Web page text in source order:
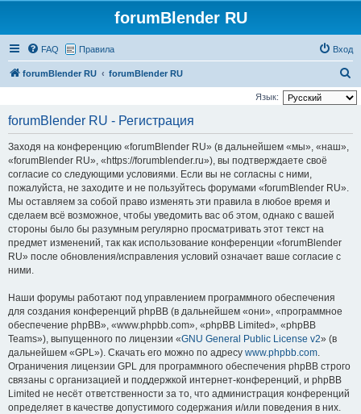
forumBlender RU
FAQ Правила Вход
forumBlender RU forumBlender RU
о
Язык:
forumBlender RU - Регистрация
Заходя на конференцию «forumBlender RU» (в дальнейшем «мы», «наш»,
«forumBlender RU», «https://forumblender.ru»), вы подтверждаете своё
согласие со следующими условиями. Если вы не согласны с ними,
пожалуйста, не заходите и не пользуйтесь форумами «forumBlender RU».
Мы оставляем за собой право изменять эти правила в любое время и
сделаем всё возможное, чтобы уведомить вас об этом, однако с вашей
стороны было бы разумным регулярно просматривать этот текст на
предмет изменений, так как использование конференции «forumBlender
RU» после обновления/исправления условий означает ваше согласие с
ними.
Наши форумы работают под управлением программного обеспечения
для создания конференций phpBB (в дальнейшем «они», «программное
обеспечение phpBB», «www.phpbb.com», «phpBB Limited», «phpBB
Teams»), выпущенного по лицензии «GNU General Public License v2» (в
дальнейшем «GPL»). Скачать его можно по адресу www.phpbb.com.
Ограничения лицензии GPL для программного обеспечения phpBB строго
связаны с организацией и поддержкой интернет-конференций, и phpBB
Limited не несёт ответственности за то, что администрация конференций
определяет в качестве допустимого содержания и/или поведения в них.